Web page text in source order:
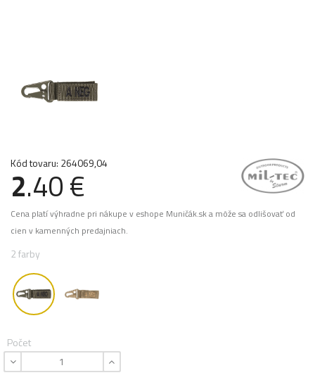
Kód tovaru: 264069,04
2.40 €
Cena platí výhradne pri nákupe v eshope Muničák.sk a môže sa odlišovať od
cien v kamenných predajniach.
2 farby
Počet